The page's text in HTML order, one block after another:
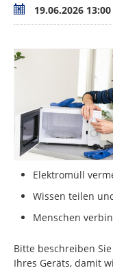
Termin19.06.2026
Elektromüll
Wissen teilen
Menschen
Bitte beschreiben
Ihres Geräts, damit